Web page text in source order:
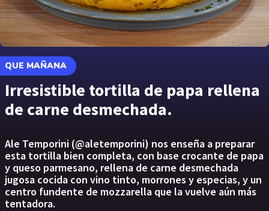
QUE MAÑANA
Irresistible tortilla de papa rellena
de carne desmechada.
Ale Temporini (@aletemporini) nos enseña a preparar
esta tortilla bien completa, con base crocante de papa
y queso parmesano, rellena de carne desmechada
jugosa cocida con vino tinto, morrones y especias, y un
centro fundente de mozzarella que la vuelve aún más
tentadora.